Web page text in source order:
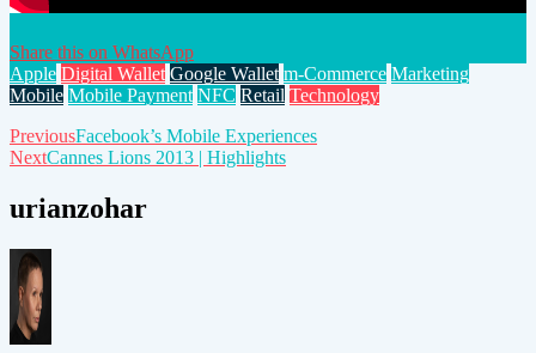
Share this on WhatsApp
Apple Digital Wallet Google Wallet m-Commerce Marketing
Mobile Mobile Payment NFC Retail Technology
Post
navigation
PreviousFacebook’s Mobile Experiences
NextCannes Lions 2013 | Highlights
urianzohar